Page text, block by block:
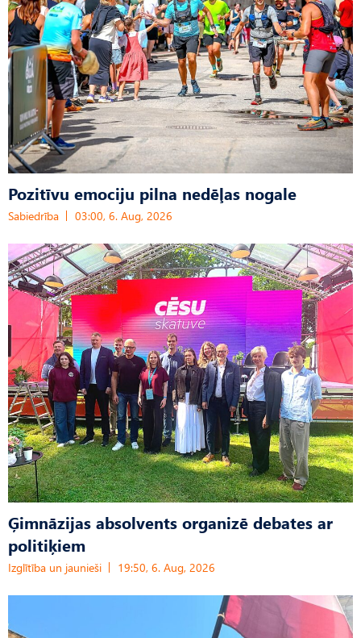
Pozitīvu emociju pilna nedēļas nogale
Sabiedrība 03:00, 6. Aug, 2026
Ģimnāzijas absolvents organizē debates ar
politiķiem
Izglītība un jaunieši 19:50, 6. Aug, 2026